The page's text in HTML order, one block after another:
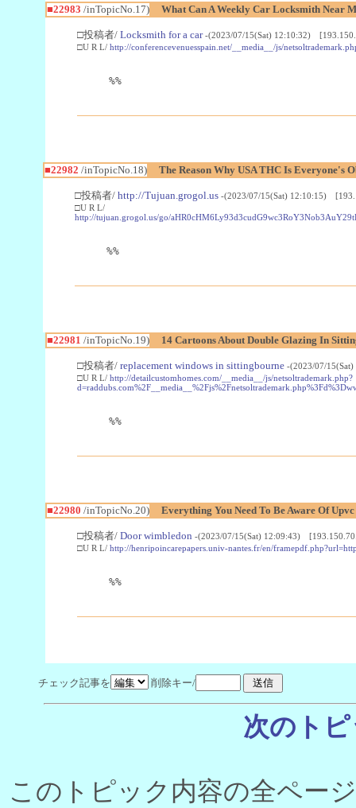
■22983 /inTopicNo.17) What Can A Weekly Car Locksmith Near
□投稿者/ Locksmith for a car -(2023/07/15(Sat) 12:10:32)
□U R L/ http://conferencevenuesspain.net/__media__/js/
%%
■22982 /inTopicNo.18) The Reason Why USA THC Is Everyone's
□投稿者/ http://Tujuan.grogol.us -(2023/07/15(Sat) 12:10:15)
□U R L/
http://tujuan.grogol.us/go/
%%
■22981 /inTopicNo.19) 14 Cartoons About Double Glazing In
□投稿者/ replacement windows in sittingbourne -(2023/07/
□U R L/ http://detailcustomhomes.com/__media__/js/netsoltrademark.php?
%%
■22980 /inTopicNo.20) Everything You Need To Be Aware Of
□投稿者/ Door wimbledon -(2023/07/15(Sat) 12:09:43)
□U R L/ http://henripoincarepapers.univ-nantes.fr/en/
%%
チェック記事を 削除キー/
次のト
このトピック内容の全ペー